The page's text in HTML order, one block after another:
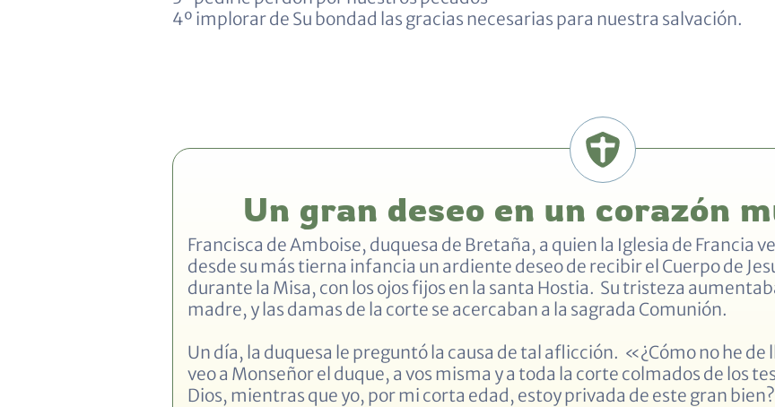
4º implorar de Su bondad las gracias necesarias para nuestra salvación.
Un gran deseo en un corazón
Francisca de Amboise, duquesa de Bretaña, a quien la Iglesia de Francia
desde su más tierna infancia un ardiente deseo de recibir el Cuerpo de
durante la Misa, con los ojos fijos en la santa Hostia. Su tristeza
madre, y las damas de la corte se acercaban a la sagrada Comunión.
Un día, la duquesa le preguntó la causa de tal aflicción. «¿Cómo no he
veo a Monseñor el duque, a vos misma y a toda la corte colmados de los
Dios, mientras que yo, por mi corta edad, estoy privada de este gran